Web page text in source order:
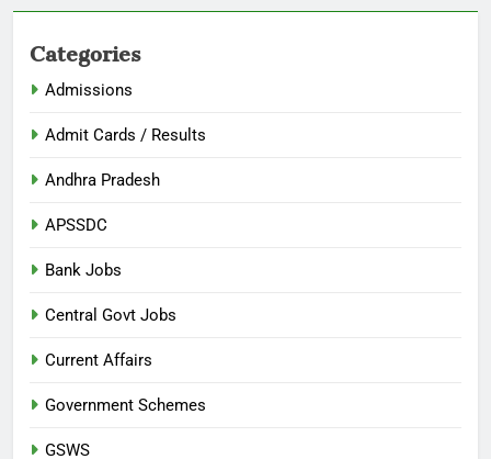
Categories
Admissions
Admit Cards / Results
Andhra Pradesh
APSSDC
Bank Jobs
Central Govt Jobs
Current Affairs
Government Schemes
GSWS